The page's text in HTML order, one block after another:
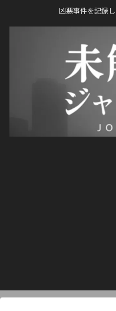
凶悪事件を記録